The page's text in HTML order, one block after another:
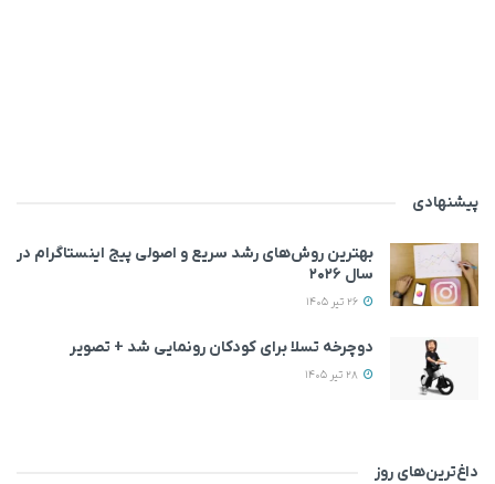
پیشنهادی
بهترین روش‌های رشد سریع و اصولی پیج اینستاگرام در
سال ۲۰۲۶
دوچرخه تسلا برای کودکان رونمایی شد + تصویر
داغ‌ترین‌های روز